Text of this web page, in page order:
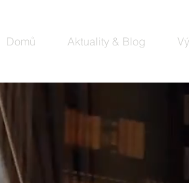
Domů Aktuality & Blog